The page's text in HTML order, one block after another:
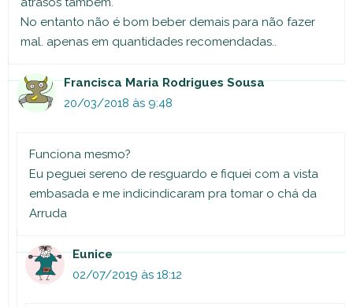
No entanto não é bom beber demais para não fazer
mal. apenas em quantidades recomendadas..
Francisca Maria Rodrigues Sousa
20/03/2018 às 9:48
Funciona mesmo?
Eu peguei sereno de resguardo e fiquei com a vista
embasada e me indicindicaram pra tomar o chá da
Arruda
Eunice
02/07/2019 às 18:12